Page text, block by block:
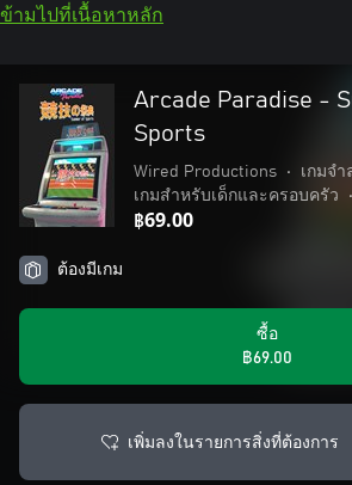
ข้ามไปที่เนื้อหาหลัก
Arcade Paradise -
Sports
Wired Productions • เกมจ
เกมสำหรับเด็กและครอบครัว
•
฿69.00
ต้องมีเกม
ซื้อ
฿69.00
เพิ่มลงในรายการสิ่งที่ต้องการ